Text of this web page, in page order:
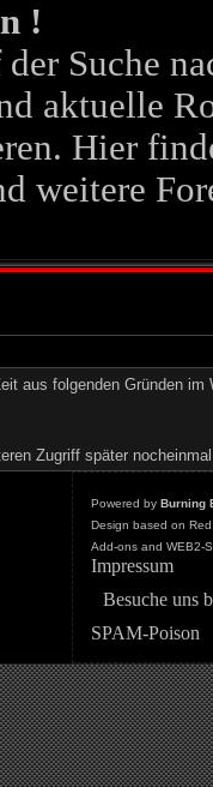
!
Suche
aktuelle
Hier
weitere
aus folgenden Gründen im
Zugriff später
Powered by Burning
Design based on
Add-ons and WEB2-
Impressum
Besuche uns
SPAM-Poison